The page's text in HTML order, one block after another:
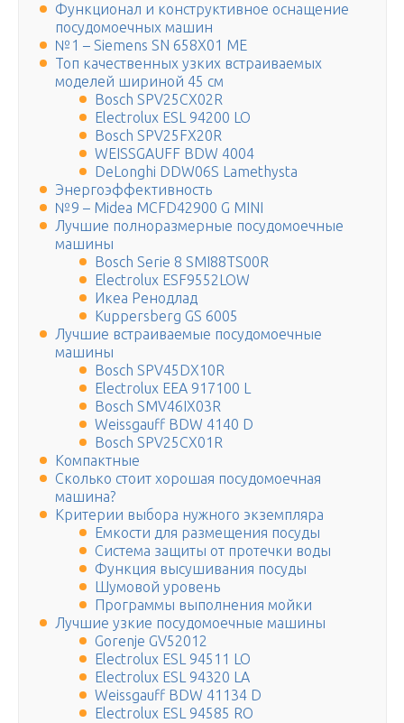
Функционал и конструктивное оснащение
посудомоечных машин
№1 – Siemens SN 658X01 ME
Топ качественных узких встраиваемых
моделей шириной 45 см
Bosch SPV25CX02R
Electrolux ESL 94200 LO
Bosch SPV25FX20R
WEISSGAUFF BDW 4004
DeLonghi DDW06S Lamethysta
Энергоэффективность
№9 – Midea MCFD42900 G MINI
Лучшие полноразмерные посудомоечные
машины
Bosch Serie 8 SMI88TS00R
Electrolux ESF9552LOW
Икеа Ренодлад
Kuppersberg GS 6005
Лучшие встраиваемые посудомоечные
машины
Bosch SPV45DX10R
Electrolux EEA 917100 L
Bosch SMV46IX03R
Weissgauff BDW 4140 D
Bosch SPV25CX01R
Компактные
Сколько стоит хорошая посудомоечная
машина?
Критерии выбора нужного экземпляра
Емкости для размещения посуды
Система защиты от протечки воды
Функция высушивания посуды
Шумовой уровень
Программы выполнения мойки
Лучшие узкие посудомоечные машины
Gorenje GV52012
Electrolux ESL 94511 LO
Electrolux ESL 94320 LA
Weissgauff BDW 41134 D
Electrolux ESL 94585 RO